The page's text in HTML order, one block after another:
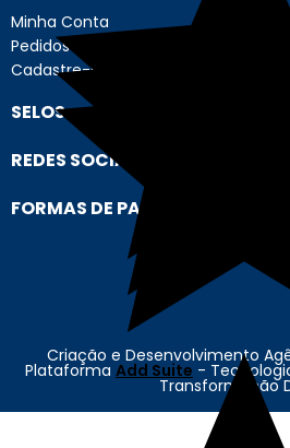
Minha Conta
Pedidos
Cadastre-se
SELOS
REDES SOCIAIS
FORMAS DE PAGAMENTO
Criação e Desenvolvimento
Plataforma Add Suite -
Transformação